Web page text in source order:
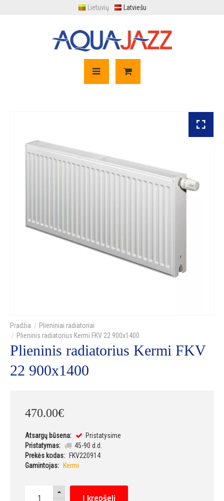
Lietuvių Latviešu
Plieniniai radiatoriai
Plieninis radiatorius Kermi FKV 22 900x1400
Plieninis radiatorius Kermi FKV
22 900x1400
470.00€
Atsargų būsena:
Pristatysime
Pristatymas:
45-90 d.d.
Prekės kodas:
FKV220914
Gamintojas:
Kermi
Į krepšelį